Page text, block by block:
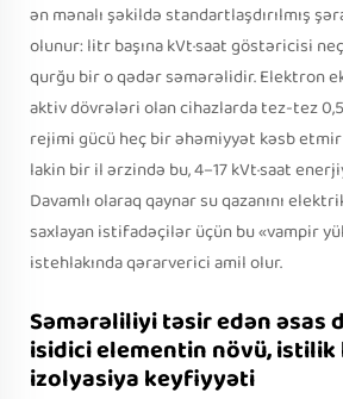
ən mənalı şəkildə standartlaşdırılmış
olunur: litr başına kVt·saat göstəricisi
qurğu bir o qədər səmərəlidir. Elektron
aktiv dövrələri olan cihazlarda tez-tez
rejimi gücü heç bir əhəmiyyət kəsb
lakin bir il ərzində bu, 4–17 kVt·saat
Davamlı olaraq qaynar su qazanını
saxlayan istifadəçilər üçün bu «vampir
istehlakında qərarverici amil olur.
Səmərəliliyi təsir edən əsas
isidici elementin növü,
izolyasiya keyfiyyəti